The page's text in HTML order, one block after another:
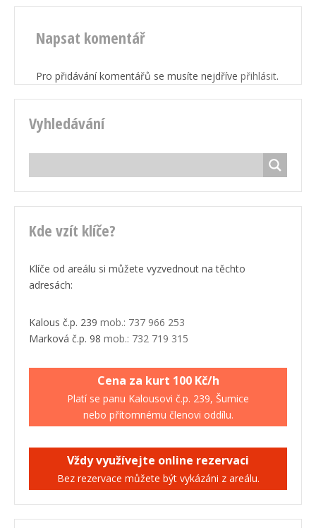
Napsat komentář
Pro přidávání komentářů se musíte nejdříve přihlásit.
Vyhledávání
Kde vzít klíče?
Klíče od areálu si můžete vyzvednout na těchto
adresách:
Kalous č.p. 239 mob.: 737 966 253
Marková č.p. 98 mob.: 732 719 315
Cena za kurt 100 Kč/h
Platí se panu Kalousovi č.p. 239, Šumice
nebo přítomnému členovi oddílu.
Vždy využívejte online rezervaci
Bez rezervace můžete být vykázáni z areálu.